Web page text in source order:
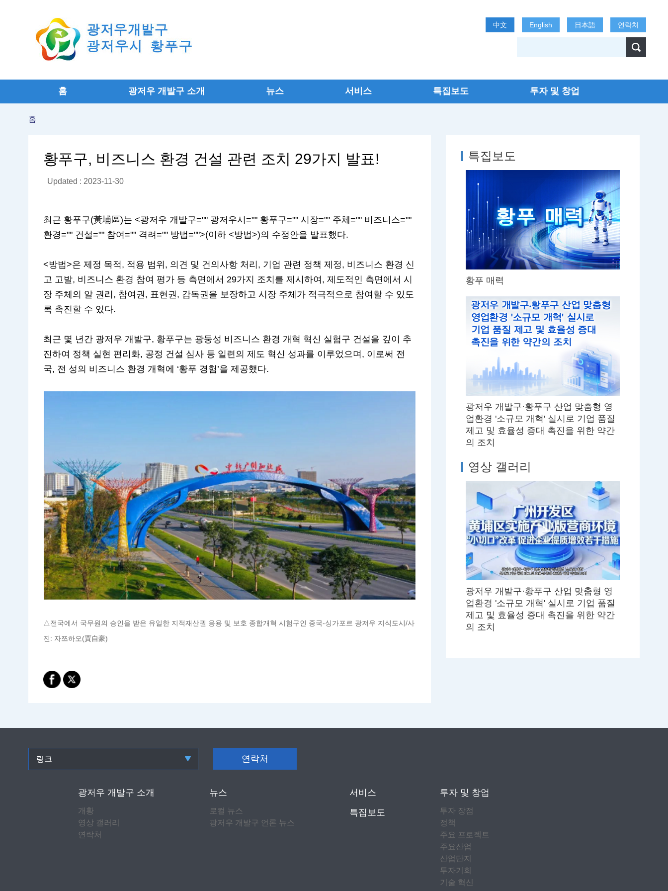
中文 English 日本語 연락처
홈 광저우 개발구 소개 뉴스 서비스 특집보도 투자 및 창업
홈
황푸구, 비즈니스 환경 건설 관련 조치 29가지 발표!
Updated : 2023-11-30
최근 황푸구(黃埔區)는 <광저우 개발구="" 광저우시="" 황푸구="" 시장="" 주체="" 비즈니스=""
환경="" 건설="" 참여="" 격려="" 방법="">(이하 <방법>)의 수정안을 발표했다.
<방법>은 제정 목적, 적용 범위, 의견 및 건의사항 처리, 기업 관련 정책 제정, 비즈니스 환경 신
고 고발, 비즈니스 환경 참여 평가 등 측면에서 29가지 조치를 제시하여, 제도적인 측면에서 시
장 주체의 알 권리, 참여권, 표현권, 감독권을 보장하고 시장 주체가 적극적으로 참여할 수 있도
록 촉진할 수 있다.
최근 몇 년간 광저우 개발구, 황푸구는 광둥성 비즈니스 환경 개혁 혁신 실험구 건설을 깊이 추
진하여 정책 실현 편리화, 공정 건설 심사 등 일련의 제도 혁신 성과를 이루었으며, 이로써 전
국, 전 성의 비즈니스 환경 개혁에 ‘황푸 경험’을 제공했다.
△전국에서 국무원의 승인을 받은 유일한 지적재산권 응용 및 보호 종합개혁 시험구인 중국-싱가포르 광저우 지식도시/사
진: 자쯔하오(賈自豪)
특집보도
황푸 매력
광저우 개발구·황푸구 산업 맞춤형 영
업환경 '소규모 개혁' 실시로 기업 품질
제고 및 효율성 증대 촉진을 위한 약간
의 조치
영상 갤러리
광저우 개발구·황푸구 산업 맞춤형 영
업환경 '소규모 개혁' 실시로 기업 품질
제고 및 효율성 증대 촉진을 위한 약간
의 조치
링크 연락처
광저우 개발구 소개
개황
영상 갤러리
연락처
뉴스
로컬 뉴스
광저우 개발구 언론 뉴스
서비스
특집보도
투자 및 창업
투자 장점
정책
주요 프로젝트
주요산업
산업단지
투자기회
기술 혁신